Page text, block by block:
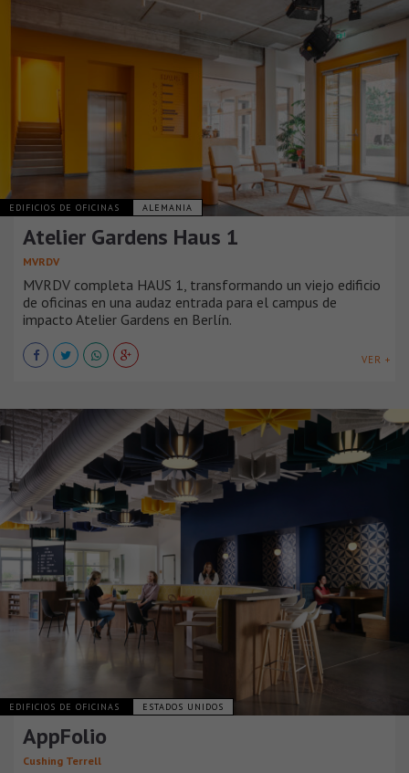
EDIFICIOS DE OFICINAS ALEMANIA
Atelier Gardens Haus 1
MVRDV
MVRDV completa HAUS 1, transformando un viejo edificio
de oficinas en una audaz entrada para el campus de
impacto Atelier Gardens en Berlín.
VER +
EDIFICIOS DE OFICINAS ESTADOS UNIDOS
AppFolio
Cushing Terrell